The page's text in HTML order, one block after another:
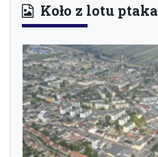
Koło z lotu ptaka
Previous